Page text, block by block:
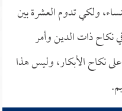
ولكي تدوم العشرة بين
نكاح ذات الدين وأمر
نكاح الأبكار، وليس هذا